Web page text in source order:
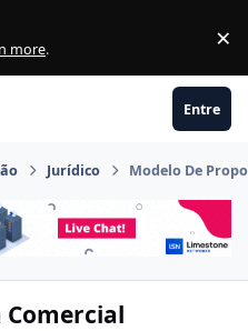
more. ×
Entre
Jurídico Modelo De
Comercial